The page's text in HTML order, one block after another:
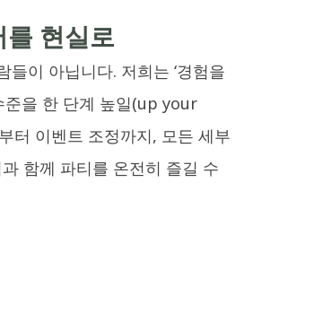
를 현실로
이 아닙니다. 저희는 ‘경험을
준을 한 단계 높일(up your
터 이벤트 조정까지, 모든 세부
함께 파티를 온전히 즐길 수